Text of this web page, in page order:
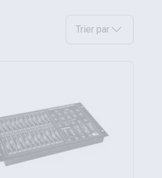
Trier par